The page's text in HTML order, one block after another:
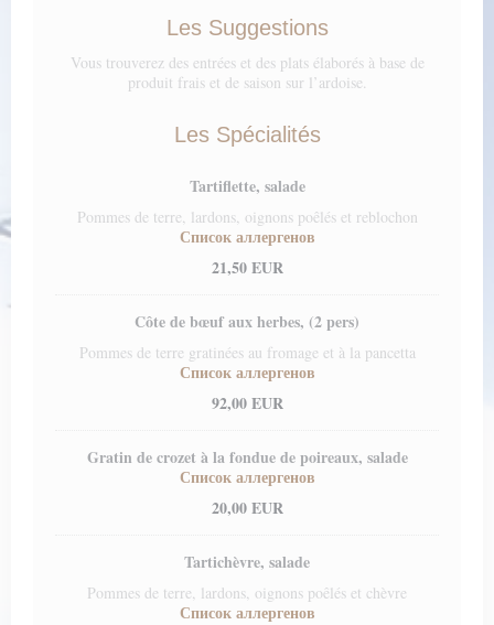
Les Suggestions
Vous trouverez des entrées et des plats élaborés à base de
produit frais et de saison sur l’ardoise.
Les Spécialités
Tartiflette, salade
Pommes de terre, lardons, oignons poêlés et reblochon
Список аллергенов
21,50 EUR
Côte de bœuf aux herbes, (2 pers)
Pommes de terre gratinées au fromage et à la pancetta
Список аллергенов
92,00 EUR
Gratin de crozet à la fondue de poireaux, salade
Список аллергенов
20,00 EUR
Tartichèvre, salade
Pommes de terre, lardons, oignons poêlés et chèvre
Список аллергенов